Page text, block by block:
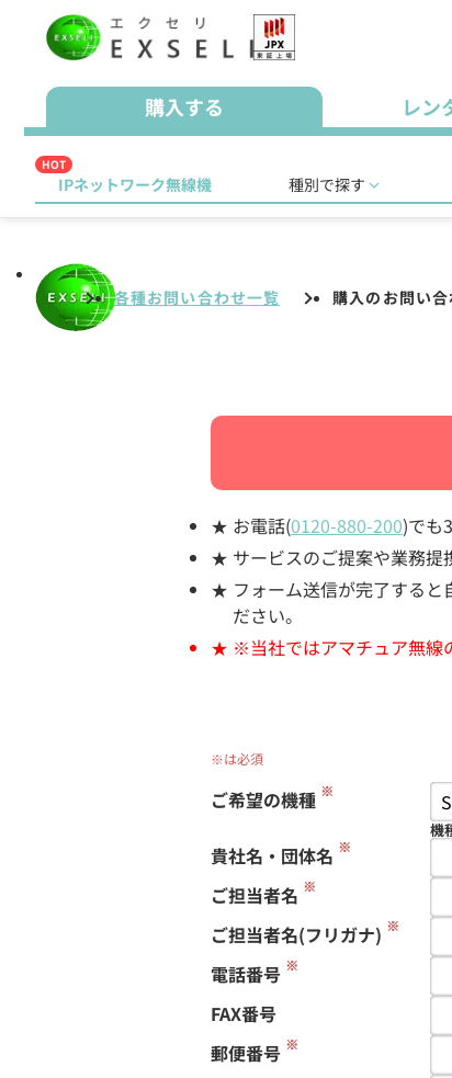
購入する レン
HOT
IPネットワーク無線機 種別で探す
各種お問い合わせ一覧 購入のお問い合
お電話(0120-880-200)でも
サービスのご提案や業務
フォーム送信が完了する
ださい。
※当社ではアマチュア無線
※は必須
ご希望の機種 ※
機
貴社名・団体名 ※
ご担当者名 ※
ご担当者名(フリガナ) ※
電話番号 ※
FAX番号
郵便番号 ※